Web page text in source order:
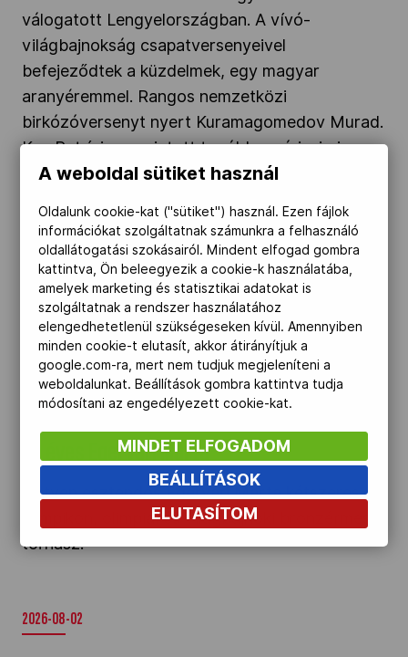
válogatott Lengyelországban. A vívó-
világbajnokság csapatversenyeivel
befejeződtek a küzdelmek, egy magyar
aranyéremmel. Rangos nemzetközi
birkózóversenyt nyert Kuramagomedov Murad.
Kun Patrícia nem jutott tovább a párizsi vizes
Európa-bajnokság női 1 méteres műugrás
evezős Európa-bajnokságon. Magyarország
rendezheti az utolsó ökölvívó olimpiai
világkvalifikációs tornát. Az Európai Torna
Szövetség engedélyezte az orosz szimbólumok
használatát. Heti összefoglaló.
2026-08-03
70 éves Egervári Márta
Hetven esztendős Egervári Márta kétszeres
olimpikon, olimpiai és világbajnoki bronzérmes
tornász.
2026-08-02
A weboldal sütiket használ
Oldalunk cookie-kat ("sütiket") használ. Ezen fájlok
információkat szolgáltatnak számunkra a felhasználó
oldallátogatási szokásairól. Mindent elfogad gombra
kattintva, Ön beleegyezik a cookie-k használatába,
amelyek marketing és statisztikai adatokat is
szolgáltatnak a rendszer használatához
elengedhetetlenül szükségeseken kívül. Amennyiben
minden cookie-t elutasít, akkor átirányítjuk a
google.com-ra, mert nem tudjuk megjeleníteni a
weboldalunkat. Beállítások gombra kattintva tudja
módosítani az engedélyezett cookie-kat.
MINDET ELFOGADOM
BEÁLLÍTÁSOK
ELUTASÍTOM